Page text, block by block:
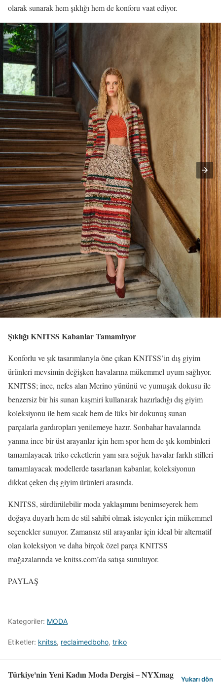
olarak sunarak hem şıklığı hem de konforu vaat ediyor.
Şıklığı KNITSS Kabanlar Tamamlıyor
Konforlu ve şık tasarımlarıyla öne çıkan KNITSS’in dış giyim
ürünleri mevsimin değişken havalarına mükemmel uyum sağlıyor.
KNITSS; ince, nefes alan Merino yününü ve yumuşak dokusu ile
benzersiz bir his sunan kaşmiri kullanarak hazırladığı dış giyim
koleksiyonu ile hem sıcak hem de lüks bir dokunuş sunan
parçalarla gardıropları yenilemeye hazır. Sonbahar havalarında
yanına ince bir üst arayanlar için hem spor hem de şık kombinleri
tamamlayacak triko ceketlerin yanı sıra soğuk havalar farklı stilleri
tamamlayacak modellerde tasarlanan kabanlar, koleksiyonun
dikkat çeken dış giyim ürünleri arasında.
KNITSS, sürdürülebilir moda yaklaşımını benimseyerek hem
doğaya duyarlı hem de stil sahibi olmak isteyenler için mükemmel
seçenekler sunuyor. Zamansız stil arayanlar için ideal bir alternatif
olan koleksiyon ve daha birçok özel parça KNITSS
mağazalarında ve knitss.com’da satışa sunuluyor.
PAYLAŞ
Kategoriler: MODA
Etiketler: knitss, reclaimedboho, triko
Türkiye'nin Yeni Kadın Moda Dergisi – NYXmag Yukarı dön